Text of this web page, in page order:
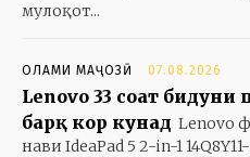
мулоқот...
ОЛАМИ МАҶОЗӢ 07.08.2026
Lenovo 33 соат бидуни
барқ кор кунад Lenovo
нави IdeaPad 5 2-in-1